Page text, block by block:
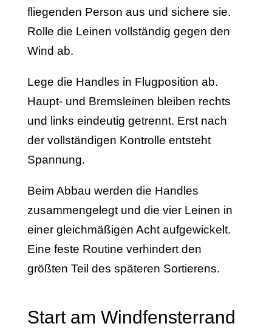
fliegenden Person aus und sichere sie.
Rolle die Leinen vollständig gegen den
Wind ab.
Lege die Handles in Flugposition ab.
Haupt- und Bremsleinen bleiben rechts
und links eindeutig getrennt. Erst nach
der vollständigen Kontrolle entsteht
Spannung.
Beim Abbau werden die Handles
zusammengelegt und die vier Leinen in
einer gleichmäßigen Acht aufgewickelt.
Eine feste Routine verhindert den
größten Teil des späteren Sortierens.
Start am Windfensterrand